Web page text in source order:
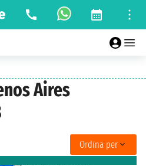
Aires
Ordina per